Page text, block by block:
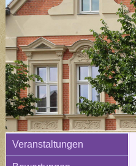
Veranstaltungen